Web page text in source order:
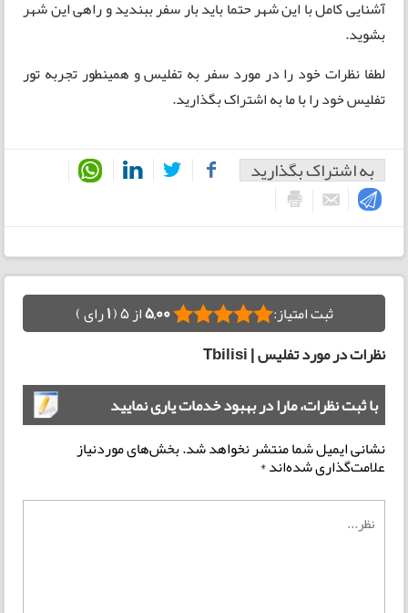
آشنایی کامل با این شهر حتما باید بار سفر ببندید و راهی این شهر
بشوید.
لطفا نظرات خود را در مورد سفر به تفلیس و همینطور تجربه تور
تفلیس خود را با ما به اشتراک بگذارید.
به اشتراک بگذارید
ثبت امتیاز: 5,00از 5 ( 1رای )
نظرات در مورد تفلیس | Tbilisi
با ثبت نظرات، مارا در بهبود خدمات یاری نمایید
نشانی ایمیل شما منتشر نخواهد شد.بخش‌های موردنیاز
علامت‌گذاری شده‌اند*